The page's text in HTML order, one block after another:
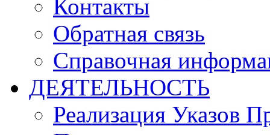
Контакты
Обратная связь
Справочная
ДЕЯТЕЛЬНОСТЬ
Реализация Указов